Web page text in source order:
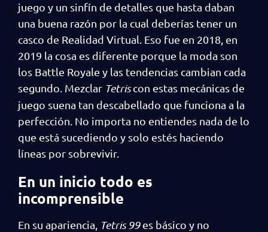
juego y un sinfín de detalles que hasta daban
una buena razón por la cual deberías tener un
casco de Realidad Virtual. Eso fue en 2018, en
2019 la cosa es diferente porque la moda son
los Battle Royale y las tendencias cambian cada
segundo. Mezclar Tetriscon estas mecánicas de
juego suena tan descabellado que funciona a la
perfección. No importa no entiendes nada de lo
que está sucediendo y solo estés haciendo
líneas por sobrevivir.
En un inicio todo es
incomprensible
En su apariencia, Tetris 99es básico y no